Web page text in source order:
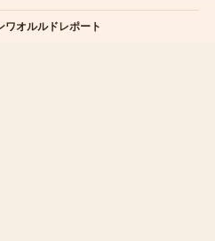
ワオルルドレポート